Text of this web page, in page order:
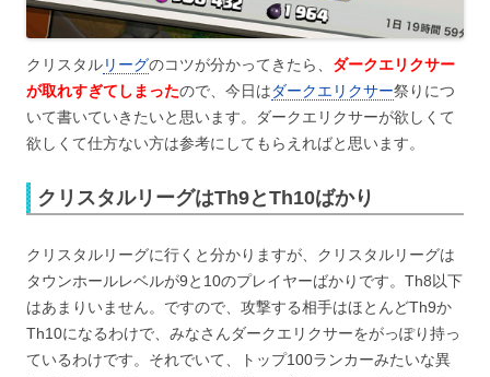
クリスタルリーグのコツが分かってきたら、 ダークエリクサー
が取れすぎてしまったので、今日はダークエリクサー祭りにつ
いて書いていきたいと思います。ダークエリクサーが欲しくて
欲しくて仕方ない方は参考にしてもらえればと思います。
クリスタルリーグはTh9とTh10ばかり
クリスタルリーグに行くと分かりますが、クリスタルリーグは
タウンホールレベルが9と10のプレイヤーばかりです。Th8以下
はあまりいません。ですので、攻撃する相手はほとんどTh9か
Th10になるわけで、みなさんダークエリクサーをがっぽり持っ
ているわけです。それでいて、トップ100ランカーみたいな異